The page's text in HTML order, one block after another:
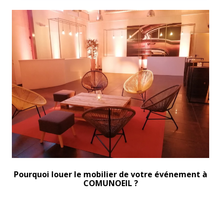
Pourquoi louer le mobilier de votre événement à
COMUNOEIL ?